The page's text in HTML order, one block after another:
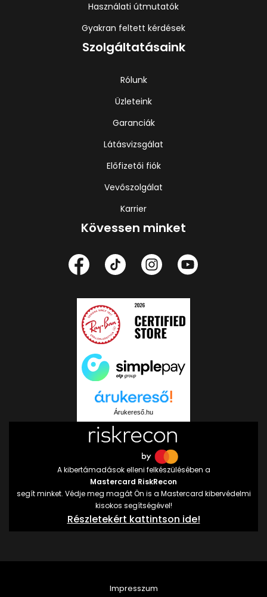
Használati útmutatók
Gyakran feltett kérdések
Szolgáltatásaink
Rólunk
Üzleteink
Garanciák
Látásvizsgálat
Előfizetői fiók
Vevőszolgálat
Karrier
Kövessen minket
Árukereső.hu
A kibertámadások elleni felkészülésében a
Mastercard RiskRecon
segít minket. Védje meg magát Ön is a Mastercard kibervédelmi
kisokos segítségével!
Részletekért kattintson ide!
Impresszum